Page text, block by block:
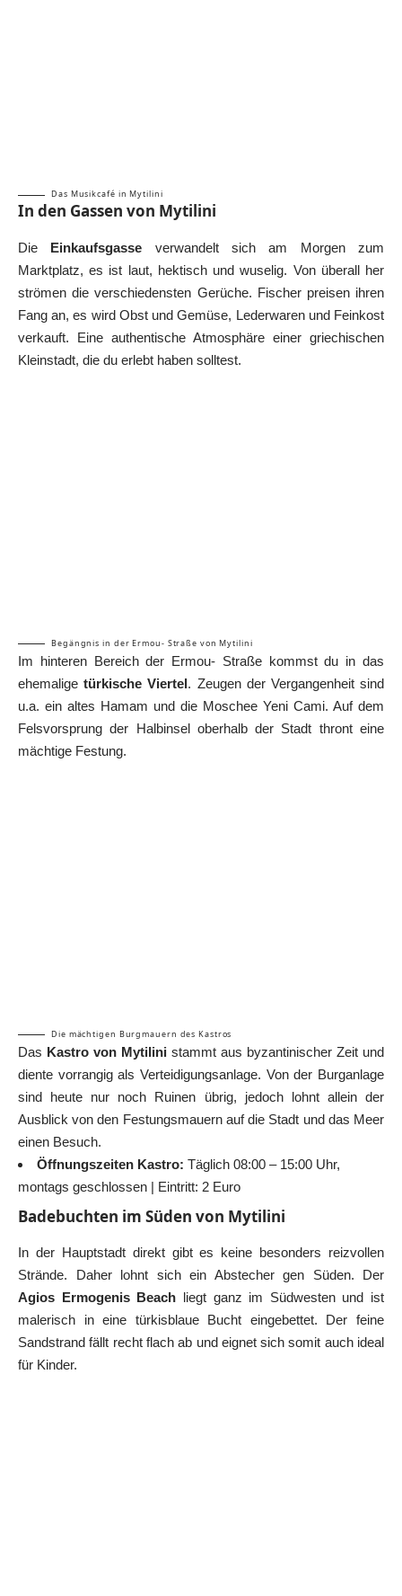
Das Musikcafé in Mytilini
In den Gassen von Mytilini
Die Einkaufsgasse verwandelt sich am Morgen zum
Marktplatz, es ist laut, hektisch und wuselig. Von überall her
strömen die verschiedensten Gerüche. Fischer preisen ihren
Fang an, es wird Obst und Gemüse, Lederwaren und Feinkost
verkauft. Eine authentische Atmosphäre einer griechischen
Kleinstadt, die du erlebt haben solltest.
Begängnis in der Ermou- Straße von Mytilini
Im hinteren Bereich der Ermou- Straße kommst du in das
ehemaligetürkische Viertel. Zeugen der Vergangenheit sind
u.a. ein altes Hamam und die Moschee Yeni Cami. Auf dem
Felsvorsprung der Halbinsel oberhalb der Stadt thront eine
mächtige Festung.
Die mächtigen Burgmauern des Kastros
Das Kastro von Mytilini stammt aus byzantinischer Zeit und
diente vorrangig als Verteidigungsanlage. Von der Burganlage
sind heute nur noch Ruinen übrig, jedoch lohnt allein der
Ausblick von den Festungsmauern auf die Stadt und das Meer
einen Besuch.
Öffnungszeiten Kastro: Täglich 08:00 – 15:00 Uhr,
montags geschlossen | Eintritt: 2 Euro
Badebuchten im Süden von Mytilini
In der Hauptstadt direkt gibt es keine besonders reizvollen
Strände. Daher lohnt sich ein Abstecher gen Süden. Der
Agios Ermogenis Beach liegt ganz im Südwesten und ist
malerisch in eine türkisblaue Bucht eingebettet. Der feine
Sandstrand fällt recht flach ab und eignet sich somit auch ideal
für Kinder.